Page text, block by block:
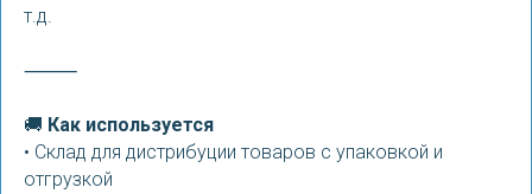
т.д.
⸻
🚚 Как используется
• Склад для дистрибуции товаров с упаковкой и
отгрузкой